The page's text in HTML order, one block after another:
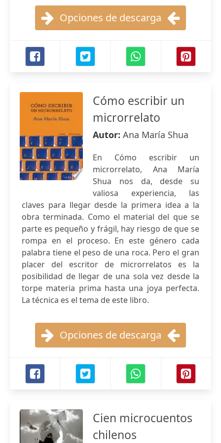
Opciones de descarga
Cómo escribir un
microrrelato
Autor: Ana María Shua
En Cómo escribir un
microrrelato, Ana María
Shua nos da, desde su
valiosa experiencia, las
claves para llegar desde la primera idea a la
obra terminada. Como el material del que se
parte es pequeño y frágil, hay riesgo de que se
rompa en el proceso. En este género cada
palabra tiene el peso de una roca. Pero el gran
placer del escritor de microrrelatos es la
posibilidad de llegar de una sola vez desde la
torpe materia prima hasta una joya perfecta.
La técnica es el tema de este libro.
Opciones de descarga
Cien microcuentos
chilenos